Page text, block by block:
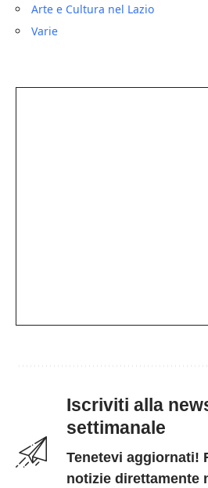
Arte e Cultura nel Lazio
Varie
Iscriviti alla
settimanale
Tenetevi aggiornati!
notizie direttamente